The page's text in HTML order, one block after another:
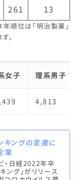
261 13
順位は「明治製菓」
。
女子 理系男子
4,813
キングの変遷に
業
・日経2022年卒
ング」がリリース